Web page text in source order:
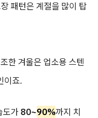
패턴은 계절을 많이 탑
한 겨울은 업소용 스텐
이죠.
도가 80~90%까지 치